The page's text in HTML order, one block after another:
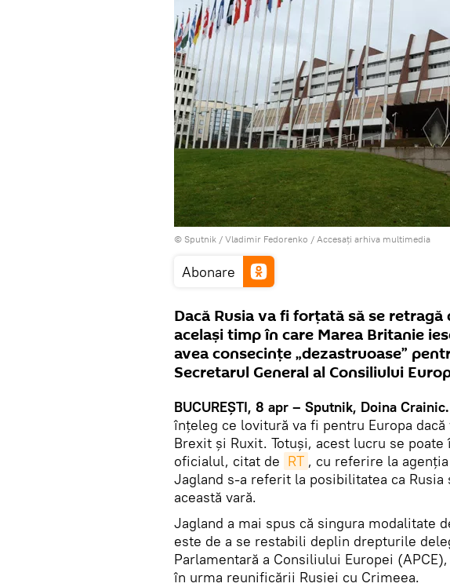
© Sputnik / Vladimir Fedorenko / Accesați arhiva multimedia
Abonare
Dacă Rusia va fi forțată să se
același timp în care Marea Britanie
avea consecințe „dezastruoase”
Secretarul General al Consiliului
BUCUREŞTI, 8 apr – Sputnik, Doina Crainic.
înțeleg ce lovitură va fi pentru Europa
Brexit și Ruxit. Totuşi, acest lucru se
oficialul, citat de RT , cu referire la
Jagland s-a referit la posibilitatea ca Rusia
această vară.
Jagland a mai spus că singura modalitate
este de a se restabili deplin drepturile
Parlamentară a Consiliului Europei
în urma reunificării Rusiei cu Crimeea.